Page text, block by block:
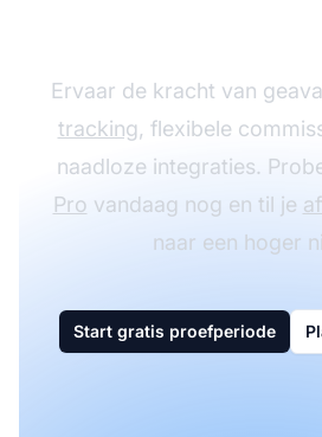
Ervaar de kracht van
tracking, flexibele
naadloze integraties.
Pro vandaag nog en til je
naar een hoger
Start gratis proefperiode